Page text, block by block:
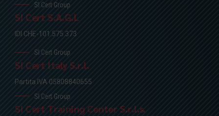
SI Cert Group
SI Cert S.A.G.L
IDI CHE-101.575.373
SI Cert Group
SI Cert Italy S.r.l.
Partita IVA 05808840655
SI Cert Group
SI Cert Training Center S.r.l.s.